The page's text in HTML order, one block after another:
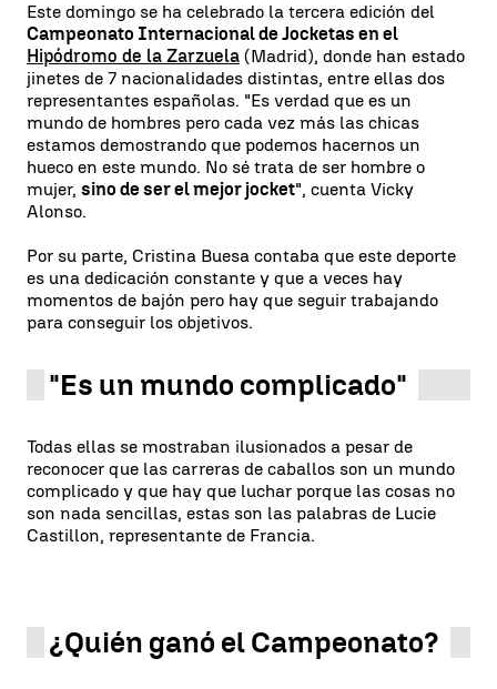
Este domingo se ha celebrado la tercera edición del
Campeonato Internacional de Jocketas en el
Hipódromo de la Zarzuela (Madrid), donde han estado
jinetes de 7 nacionalidades distintas, entre ellas dos
representantes españolas. "Es verdad que es un
mundo de hombres pero cada vez más las chicas
estamos demostrando que podemos hacernos un
hueco en este mundo. No sé trata de ser hombre o
mujer, sino de ser el mejor jocket", cuenta Vicky
Alonso.
Por su parte, Cristina Buesa contaba que este deporte
es una dedicación constante y que a veces hay
momentos de bajón pero hay que seguir trabajando
para conseguir los objetivos.
"Es un mundo complicado"
Todas ellas se mostraban ilusionados a pesar de
reconocer que las carreras de caballos son un mundo
complicado y que hay que luchar porque las cosas no
son nada sencillas, estas son las palabras de Lucie
Castillon, representante de Francia.
¿Quién ganó el Campeonato?